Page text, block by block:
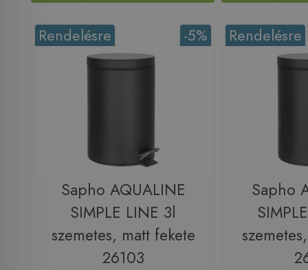
-5%
Rendelésre
Sapho AQUALINE
SIMPLE LINE 3l
szemetes, matt fekete
26103
Rendelésre
Sapho